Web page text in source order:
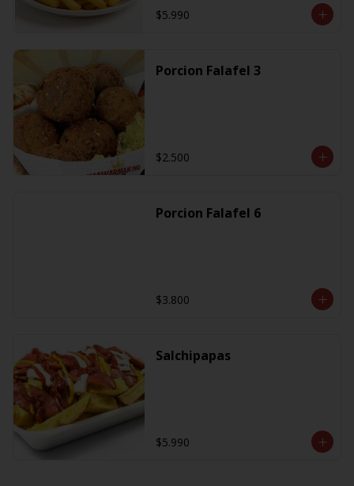
$5.990
Porcion Falafel 3
$2.500
Porcion Falafel 6
$3.800
Salchipapas
$5.990